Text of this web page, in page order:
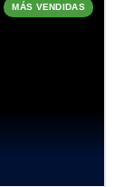
MÁS VENDIDAS